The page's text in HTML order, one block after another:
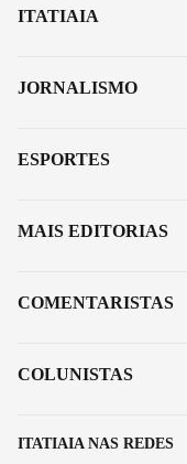
ITATIAIA NAS REDES
ITATIAIA
JORNALISMO
ESPORTES
MAIS EDITORIAS
COMENTARISTAS
COLUNISTAS